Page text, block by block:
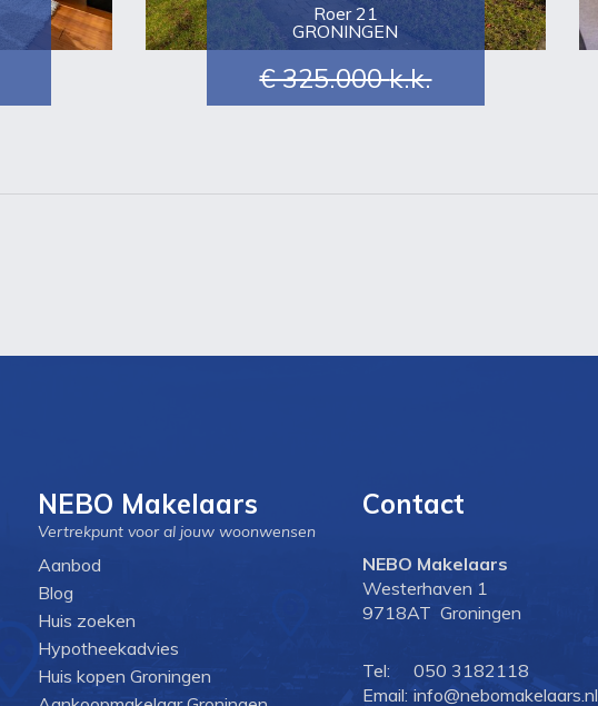
Roer 21
GRONINGEN
€ 325.000k.k.
NEBO Makelaars
Vertrekpunt voor al jouw woonwensen
Aanbod
Blog
Huis zoeken
Hypotheekadvies
Huis kopen Groningen
Contact
NEBO Makelaars
Westerhaven 1
9718AT Groningen
Tel:
050 3182118
Email: info@nebomakelaars.nl